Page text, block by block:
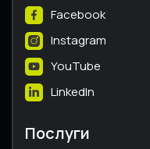
Facebook
Instagram
YouTube
LinkedIn
Послуги